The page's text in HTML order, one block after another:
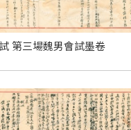
第三場魏男會試墨卷